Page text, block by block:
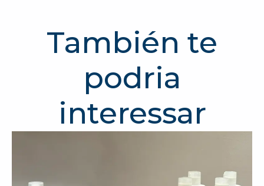
También te
podria
interessar